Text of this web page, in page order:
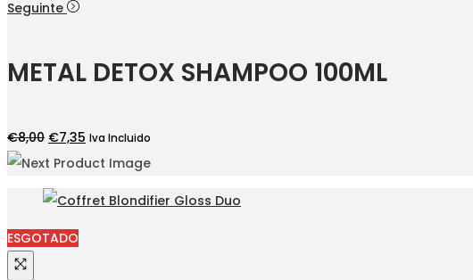
Seguinte
METAL DETOX SHAMPOO 100ML
€8,00 O
preço
original
era:
€8,00.
€7,35 O
preço
é:
Iva Incluido
ESGOTADO